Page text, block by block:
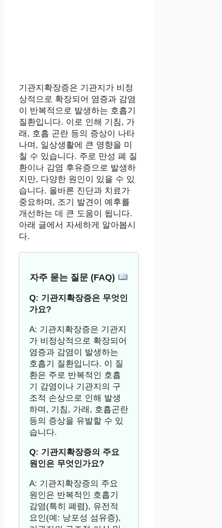
기관지확장증은 기관지가 비정
상적으로 확장되어 염증과 감염
이 반복적으로 발생하는 호흡기
질환입니다. 이로 인해 기침, 가
래, 호흡 곤란 등의 증상이 나타
나며, 일상생활에 큰 영향을 미
칠 수 있습니다. 주로 만성 폐 질
환이나 감염 후유증으로 발생하
지만, 다양한 원인이 있을 수 있
습니다. 올바른 진단과 치료가
중요하며, 조기 발견이 예후를
개선하는 데 큰 도움이 됩니다.
아래 글에서 자세하게 알아봅시
다.
자주 묻는 질문 (FAQ)
Q: 기관지확장증은 무엇인
가요?
A: 기관지확장증은 기관지
가 비정상적으로 확장되어
염증과 감염이 발생하는
호흡기 질환입니다. 이 질
환은 주로 반복적인 호흡
기 감염이나 기관지의 구
조적 손상으로 인해 발생
하며, 기침, 가래, 호흡곤란
등의 증상을 유발할 수 있
습니다.
Q: 기관지확장증의 주요
원인은 무엇인가요?
A: 기관지확장증의 주요
원인은 반복적인 호흡기
감염(특히 폐렴), 유전적
요인(예: 낭포성 섬유증),